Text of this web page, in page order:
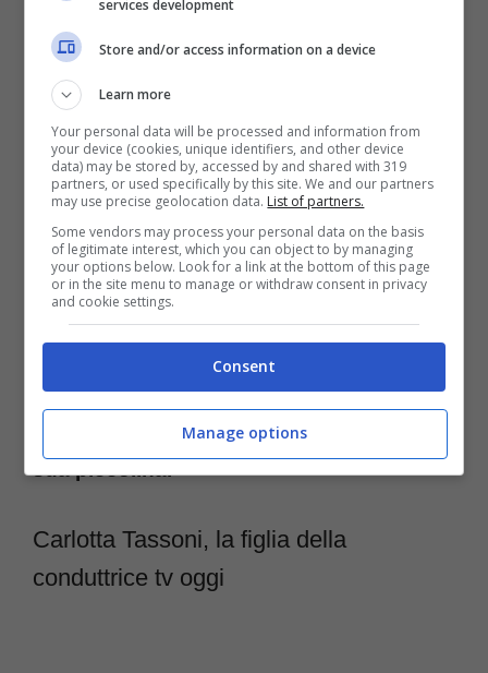
raro che Eleonora pubbliche delle foto della
bimbetta.
È molto bello vedere la vita “sconvolta” da un
neonato. Sono tanti i sacrifici, tanti gli sforzi
da fare, a cominciare dalle tante notti in
bianco. E proseguendo con le spese che
non sono certo indifferenti che l’avere un
figlio o più figli comporta. Ma si tratta di
sacrifici che alla fine il sorriso del nostro
bimbetto cancella. E da una storia social
ci fa vedere come è cresciuta la
sua piccolina.
Carlotta Tassoni, la figlia della
conduttrice tv oggi
services development
Store and/or access information on a device
Learn more
Your personal data will be processed and information from
your device (cookies, unique identifiers, and other device
data) may be stored by, accessed by and shared with 319
partners, or used specifically by this site. We and our partners
may use precise geolocation data. List of partners.
Some vendors may process your personal data on the basis
of legitimate interest, which you can object to by managing
your options below. Look for a link at the bottom of this page
or in the site menu to manage or withdraw consent in privacy
and cookie settings.
Consent
Manage options